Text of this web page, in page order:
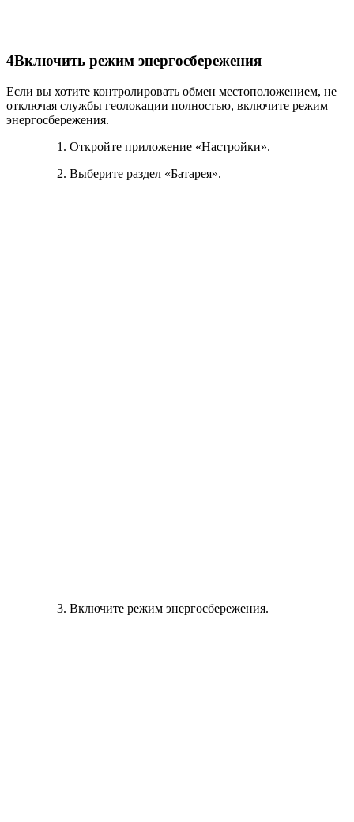
4Включить режим энергосбережения
Если вы хотите контролировать обмен местоположением, не
отключая службы геолокации полностью, включите режим
энергосбережения.
Откройте приложение «Настройки».
Выберите раздел «Батарея».
Включите режим энергосбережения.